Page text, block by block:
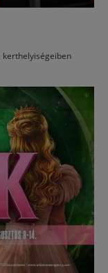
kerthelyiségeiben